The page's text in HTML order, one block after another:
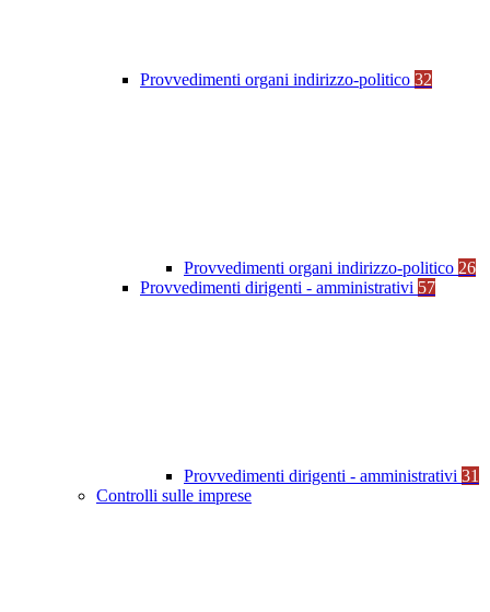
Provvedimenti organi indirizzo-politico 32
Provvedimenti organi indirizzo-politico 26
Provvedimenti dirigenti - amministrativi 57
Provvedimenti dirigenti - amministrativi 31
Controlli sulle imprese